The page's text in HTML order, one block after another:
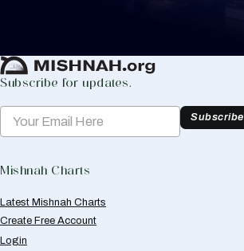
Subscribe for updates.
Subscribe
Mishnah Charts
Latest Mishnah Charts
Create Free Account
Login